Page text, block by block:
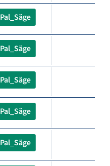
Pal_Säge
Pal_Säge
Pal_Säge
Pal_Säge
Pal_Säge